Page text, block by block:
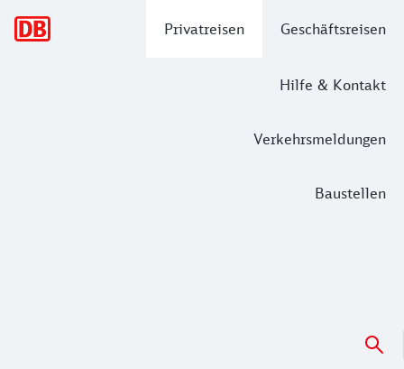
Privatreisen Geschäftsreisen
Hilfe & Kontakt
Verkehrsmeldungen
Baustellen